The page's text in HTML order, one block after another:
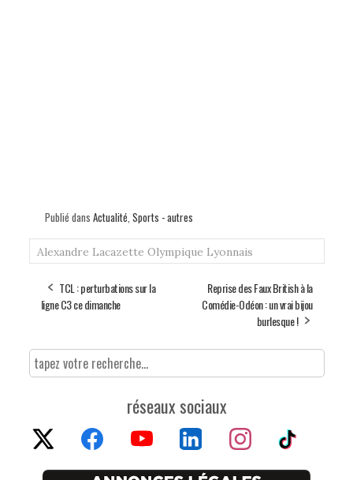
Publié dans Actualité Sports - autres
Alexandre Lacazette Olympique Lyonnais
TCL : perturbations sur la
ligne C3 ce dimanche
Reprise des Faux British à la
Comédie-Odéon : un vrai bijou
burlesque !
réseaux sociaux